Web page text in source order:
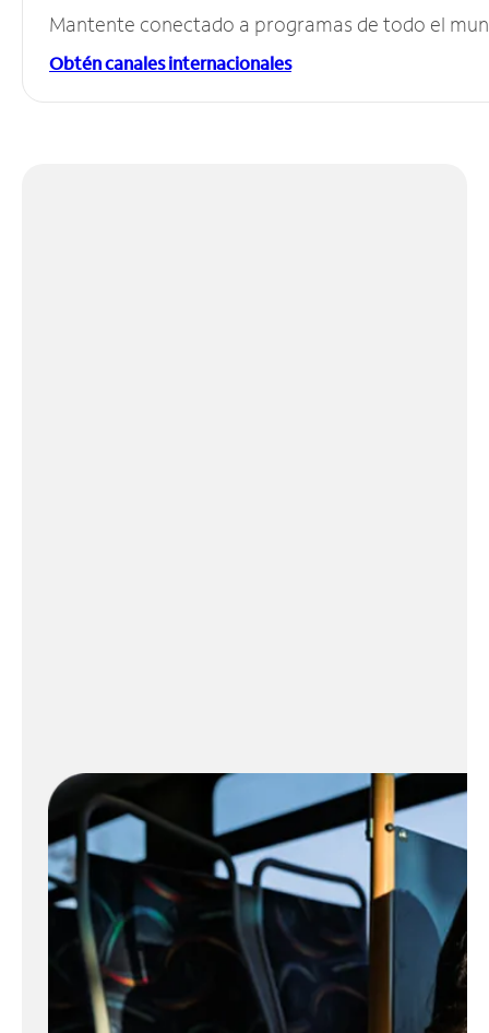
Mantente conectado a programas de todo el
Obtén canales internacionales